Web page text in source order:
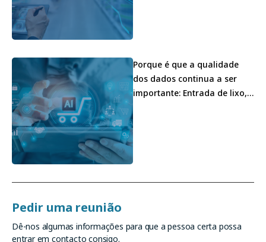
Porque é que a qualidade
dos dados continua a ser
importante: Entrada de lixo,
Pedir uma reunião
Dê-nos algumas informações para que a pessoa certa possa
entrar em contacto consigo.